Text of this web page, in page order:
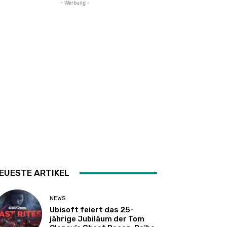
- Werbung -
ARTIKEL
NEWS
Ubisoft feiert das 25-
jährige Jubiläum der Tom